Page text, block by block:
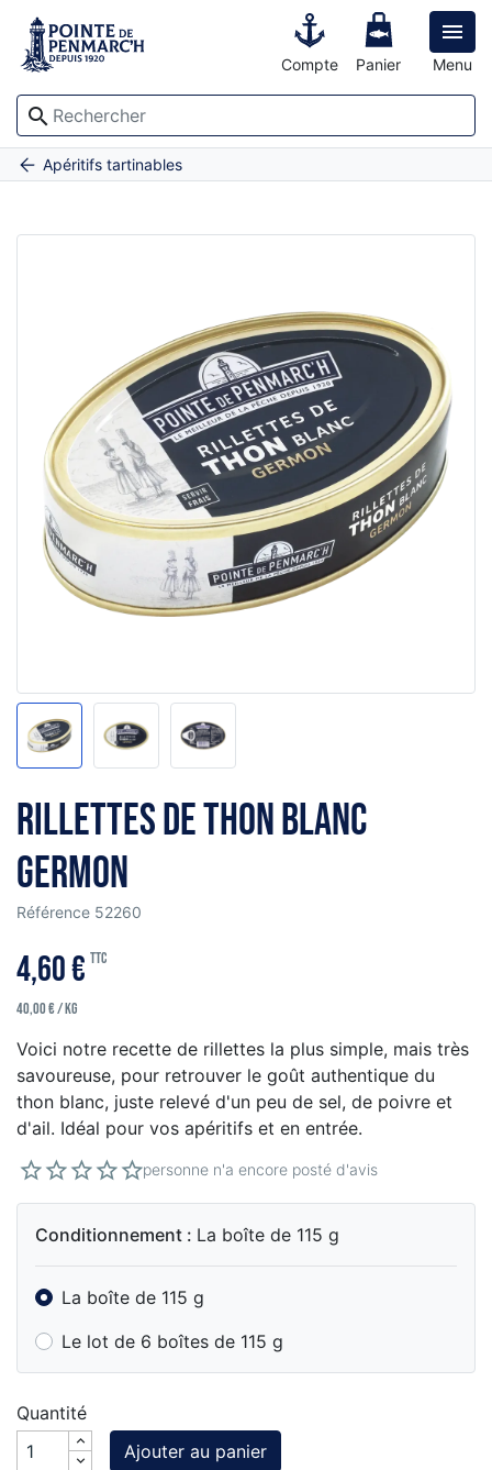

Menu
search
Compte Panier
AccueilApéritifs tartinables
Rillettes de thon blanc germon
Rillettes de thon blanc
germon
Référence 52260
4,60 € TTC
40,00 € / kg
Voici notre recette de rillettes la plus simple, mais très
savoureuse, pour retrouver le goût authentique du
thon blanc, juste relevé d'un peu de sel, de poivre et
d'ail. Idéal pour vos apéritifs et en entrée.
personne n'a encore posté d'avis
Conditionnement : La boîte de 115 g
La boîte de 115 g
Le lot de 6 boîtes de 115 g
Quantité
Ajouter au panier